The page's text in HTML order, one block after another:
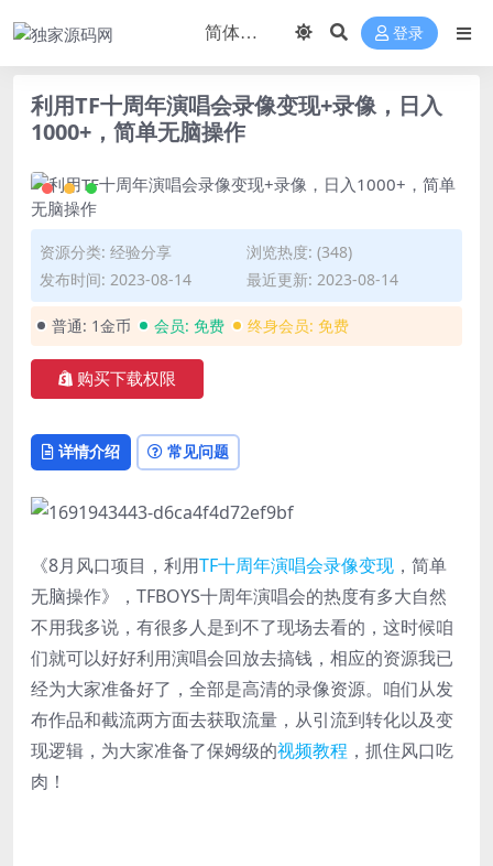
登录
利用TF十周年演唱会录像变现+录像，日入
1000+，简单无脑操作
资源分类: 经验分享
浏览热度: (348)
发布时间: 2023-08-14
最近更新: 2023-08-14
普通: 1金币 会员: 免费 终身会员: 免费
购买下载权限
详情介绍 常见问题
《8月风口项目，利用TF十周年演唱会录像变现 ，简单
无脑操作》，TFBOYS十周年演唱会的热度有多大自然
不用我多说，有很多人是到不了现场去看的，这时候咱
们就可以好好利用演唱会回放去搞钱，相应的资源我已
经为大家准备好了，全部是高清的录像资源。咱们从发
布作品和截流两方面去获取流量，从引流到转化以及变
现逻辑，为大家准备了保姆级的视频教程 ，抓住风口吃
肉！